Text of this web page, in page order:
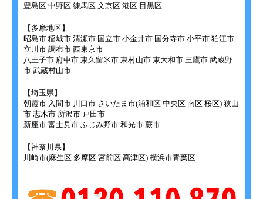
豊島区 中野区 練馬区 文京区 港区 目黒区
【多摩地区】
昭島市 稲城市 清瀬市 国立市 小金井市 国分寺市 小平市 狛江市
立川市 調布市 西東京市
八王子市 府中市 東久留米市 東村山市 東大和市 三鷹市 武蔵野
市 武蔵村山市
【埼玉県】
朝霞市 入間市 川口市 さいたま市(浦和区 中央区 南区 桜区) 狭山
市 志木市 所沢市 戸田市
新座市 富士見市 ふじみ野市 和光市 蕨市
【神奈川県】
川崎市(麻生区 多摩区 宮前区 高津区) 横浜市青葉区